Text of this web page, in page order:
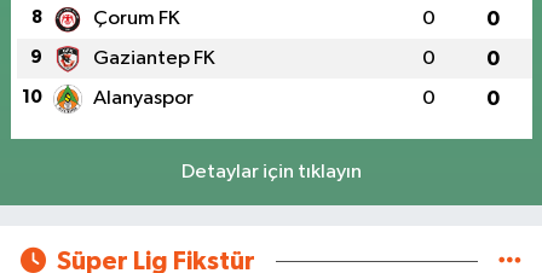
8 Çorum FK 0 0
9 Gaziantep FK 0 0
10 Alanyaspor 0 0
Detaylar için tıklayın
Süper Lig Fikstür